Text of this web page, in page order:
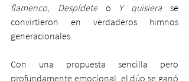
flamenco, Despídete o Y quisiera se
convirtieron en verdaderos himnos
generacionales.
Con una propuesta sencilla pero
profundamente emocional, el dúo se ganó